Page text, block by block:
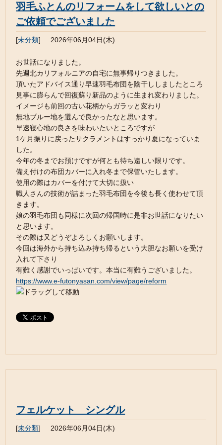
羽毛ふとんのリフォームをして欲しいとの
ご依頼でございました
[未分類] 2026年06月04日(木)
お世話になりました。
先週北カリフォルニアの自宅に無事帰りつきました。
頂いたアドバイス通り早速羽毛布団を陰干ししましたところ
見事に膨らんで回復蘇り新品のように生まれ変わりました。
イメージも前回の古い花柄からガラッと変わり
無地ブルー地を選んで良かったなと思います。
早速寝心地の良さを味わいたいところですが
1ケ月振りに戻ったサクラメントはすっかり夏になっていま
した。
今年の冬までお預けですが何とも待ち遠しい限りです。
備え付けの布団カバーに入れ冬まで保管いたします。
使用の際はカバーを付けて大切に扱い
職人さんの技術が詰まった羽毛布団を今後も長く使わせて頂
きます。
娘の羽毛布団も同様に次回の帰国時に是非お世話になりたい
と思います。
その際は又どうぞよろしくお願いします。
今回は海外から持ち込み持ち帰るという大胆なお願いを受け
入れて下さり
有難く感謝でいっぱいです。本当に有難うございました。
https://www.e-futonyasan.com/view/page/reform
フェルケット シングル
[未分類] 2026年06月04日(木)